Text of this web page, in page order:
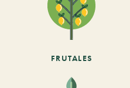
FRUTALES